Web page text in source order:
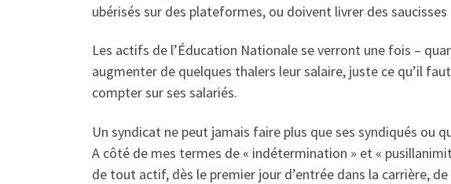
ubérisés sur des plateformes, ou doivent livrer des saucisses
Les actifs de l’Éducation Nationale se verront une fois –
augmenter de quelques thalers leur salaire, juste ce qu’il
compter sur ses salariés.
Un syndicat ne peut jamais faire plus que ses syndiqués ou
A côté de mes termes de « indétermination » et «
de tout actif, dès le premier jour d’entrée dans la carrière,